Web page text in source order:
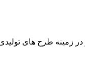
در زمینه طرح های